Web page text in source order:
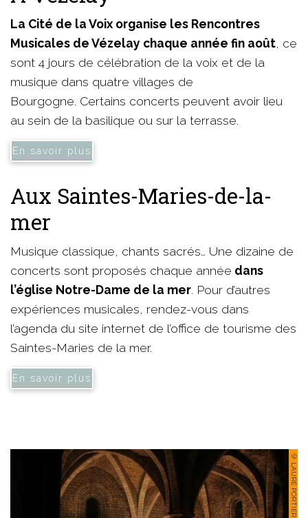
La Cité de la Voix organise les Rencontres
Musicales de Vézelay chaque année fin août, ce
sont 4 jours de célébration de la voix et de la
musique dans quatre villages de
Bourgogne. Certains concerts peuvent avoir lieu
au sein de la basilique ou sur la terrasse.
En savoir plus
Aux Saintes-Maries-de-la-
mer
Musique classique, chants sacrés… Une dizaine de
concerts sont proposés chaque année dans
l’église Notre-Dame de la mer. Pour d’autres
expériences musicales, rendez-vous dans
l’agenda du site internet de l’office de tourisme des
Saintes-Maries de la mer.
En savoir plus
© LAURE PORTIER